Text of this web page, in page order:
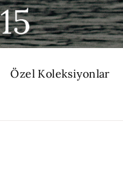
Özel Koleksiyonlar